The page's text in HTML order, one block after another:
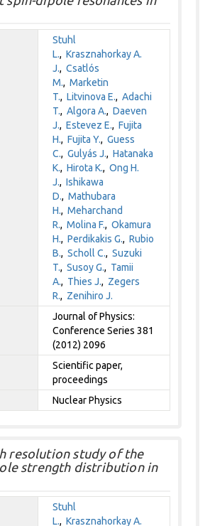
Stuhl
L.,Krasznahorkay A.
J.,Csatlós
M.,Marketin
T.,Litvinova E.,Adachi
T.,Algora A.,Daeven
J.,Estevez E.,Fujita
H.,Fujita Y.,Guess
C.,Gulyás J.,Hatanaka
K.,Hirota K.,Ong H.
J.,Ishikawa
D.,Mathubara
H.,Meharchand
R.,Molina F.,Okamura
H.,Perdikakis G.,Rubio
B.,Scholl C.,Suzuki
T.,Susoy G., Tamii
A., Thies J., Zegers
R., Zenihiro J.
Journal of Physics:
Conference Series 381
(2012) 2096
Scientific paper,
proceedings
Nuclear Physics
resolution study of the
strength distribution in
Stuhl
L.,Krasznahorkay A.